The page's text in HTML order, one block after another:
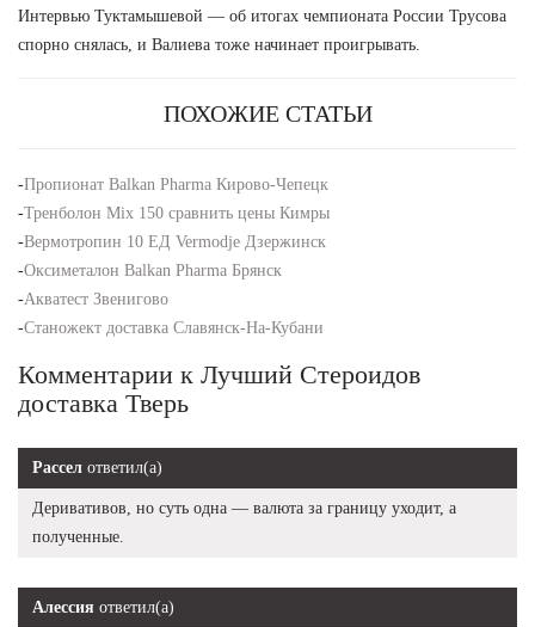
Интервью Туктамышевой — об итогах чемпионата России Трусова
спорно снялась, и Валиева тоже начинает проигрывать.
ПОХОЖИЕ СТАТЬИ
-Пропионат Balkan Pharma Кирово-Чепецк
-Тренболон Mix 150 сравнить цены Кимры
-Вермотропин 10 ЕД Vermodje Дзержинск
-Оксиметалон Balkan Pharma Брянск
-Акватест Звенигово
-Станожект доставка Славянск-На-Кубани
Комментарии к Лучший Стероидов
доставка Тверь
Рассел ответил(а)
Деривативов, но суть одна — валюта за границу уходит, а
полученные.
Алессия ответил(а)